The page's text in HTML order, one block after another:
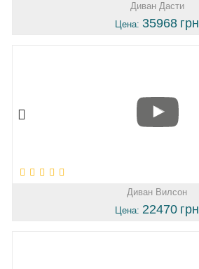
Диван Дасти
Цена: 35968 грн
Диван Вилсон
Цена: 22470 грн